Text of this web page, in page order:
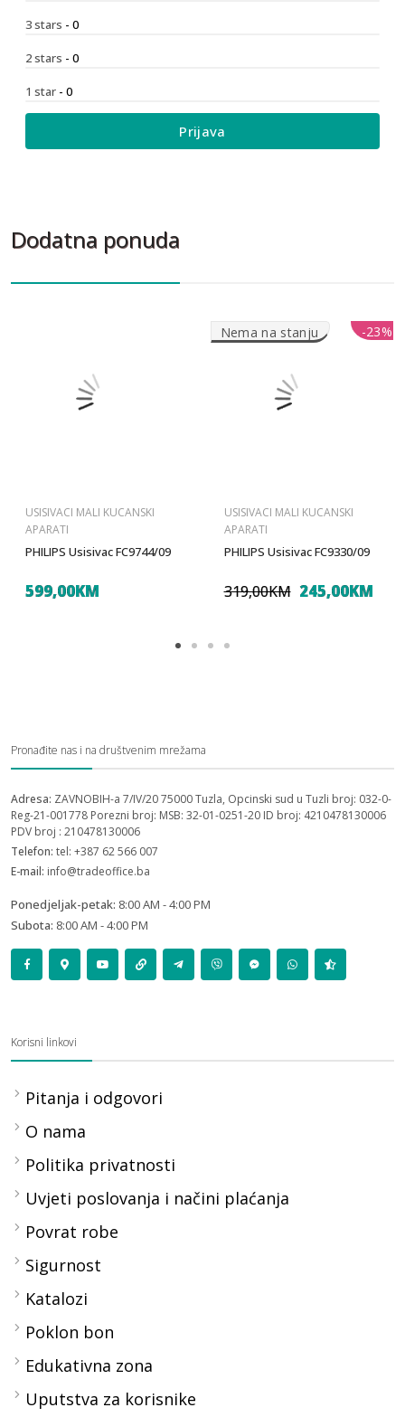
3 stars - 0
2 stars - 0
1 star - 0
Prijava
Dodatna ponuda
USISIVACI MALI KUCANSKI
APARATI
PHILIPS Usisivac FC9744/09
599,00KM
Nema na stanju -23%
-23%
USISIVACI MALI KUCANSKI
APARATI
PHILIPS Usisivac FC9330/09
319,00KM 245,00KM
Pronađite nas i na društvenim mrežama
Adresa: ZAVNOBIH-a 7/IV/20 75000 Tuzla, Opcinski sud u Tuzli broj: 032-0-
Reg-21-001778 Porezni broj: MSB: 32-01-0251-20 ID broj: 4210478130006
PDV broj : 210478130006
Telefon: tel: +387 62 566 007
E-mail: info@tradeoffice.ba
Ponedjeljak-petak: 8:00 AM - 4:00 PM
Subota: 8:00 AM - 4:00 PM
Korisni linkovi
Pitanja i odgovori
O nama
Politika privatnosti
Uvjeti poslovanja i načini plaćanja
Povrat robe
Sigurnost
Katalozi
Poklon bon
Edukativna zona
Uputstva za korisnike